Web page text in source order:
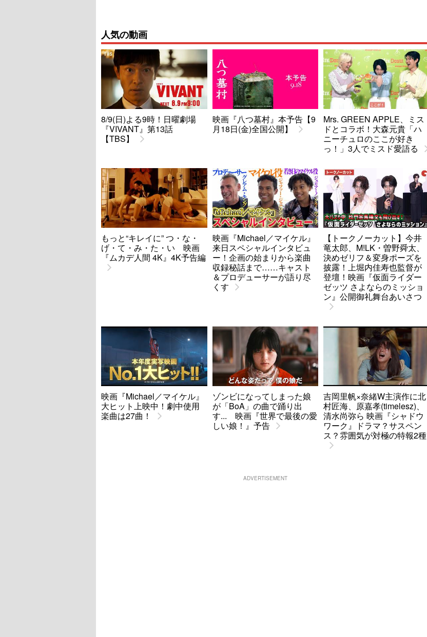
人気の動画
8/9(日)よる9時！日曜劇場
『VIVANT』第13話
【TBS】
映画『八つ墓村』本予告【9
月18日(金)全国公開】
Mrs. GREEN APPLE、ミス
ドとコラボ！大森元貴「ハ
ニーチュロのここが好き
っ！」3人でミスド愛語る
もっと“キレイに” つ・な・
げ・て・み・た・い 映画
『ムカデ人間 4K』4K予告編
映画『Michael／マイケル』
来日スペシャルインタビュ
ー！企画の始まりから楽曲
収録秘話まで……キャスト
＆プロデューサーが語り尽
くす
【トークノーカット】今井
竜太郎、M!LK・曽野舜太、
決めゼリフ＆変身ポーズを
披露！上堀内佳寿也監督が
登壇！映画『仮面ライダー
ゼッツ さよならのミッショ
ン』公開御礼舞台あいさつ
映画『Michael／マイケル』
大ヒット上映中！劇中使用
楽曲は27曲！
ゾンビになってしまった娘
が「BoA」の曲で踊り出
す... 映画『世界で最後の愛
しい娘！』予告
吉岡里帆×奈緒W主演作に北
村匠海、原嘉孝(timelesz)、
清水尚弥ら 映画『シャドウ
ワーク』ドラマ？サスペン
ス？雰囲気が対極の特報2種
ADVERTISEMENT